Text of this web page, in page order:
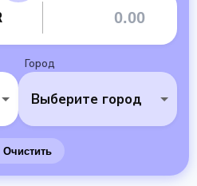
Город
Выберите город
Очистить